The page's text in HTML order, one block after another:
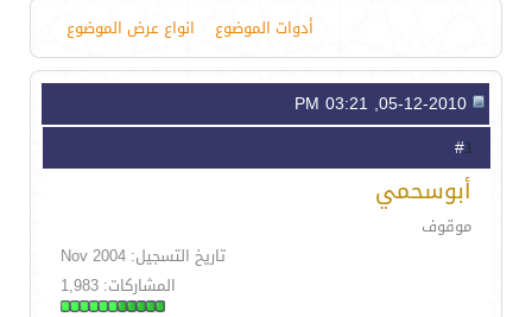
أدوات الموضوع انواع عرض الموضوع
1
أبوسحمي
موقوف
تاريخ التسجيل: Nov 2004
المشاركات: 1,983